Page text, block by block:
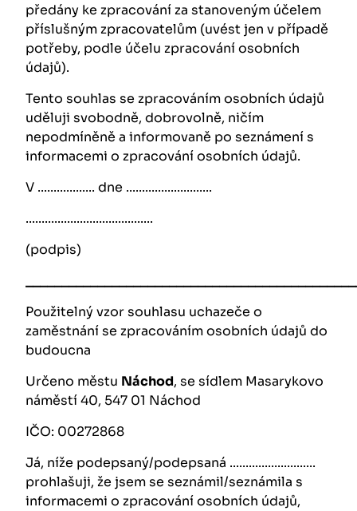
předány ke zpracování za stanoveným účelem
příslušným zpracovatelům (uvést jen v případě
potřeby, podle účelu zpracování osobních
údajů).
Tento souhlas se zpracováním osobních údajů
uděluji svobodně, dobrovolně, ničím
nepodmíněně a informovaně po seznámení s
informacemi o zpracování osobních údajů.
V .................. dne ...........................
........................................
(podpis)
Použitelný vzor souhlasu uchazeče o
zaměstnání se zpracováním osobních údajů do
budoucna
Určeno městu Náchod, se sídlem Masarykovo
náměstí 40, 547 01 Náchod
IČO: 00272868
Já, níže podepsaný/podepsaná ...........................
prohlašuji, že jsem se seznámil/seznámila s
informacemi o zpracování osobních údajů,